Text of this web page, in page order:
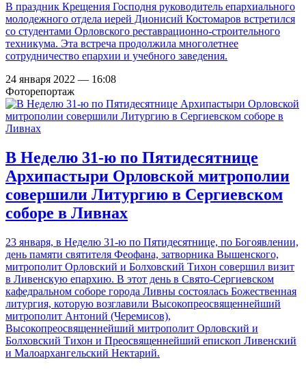
В праздник Крещения Господня руководитель епархиального
молодежного отдела иерей Дионисий Костомаров встретился
со студентами Орловского реставрационно-строительного
техникума. Эта встреча продолжила многолетнее
сотрудничество епархии и учебного заведения.
24 января 2022 — 16:08
Фоторепортаж
В Неделю 31-ю по Пятидесятнице
Архипастыри Орловской митрополии
совершили Литургию в Сергиевском
соборе в Ливнах
23 января, в Неделю 31-ю по Пятидесятнице, по Богоявлении,
день памяти святителя Феофана, затворника Вышенского,
митрополит Орловский и Болховский Тихон совершил визит
в Ливенскую епархию. В этот день в Свято-Сергиевском
кафедральном соборе города Ливны состоялась Божественная
литургия, которую возглавили Высокопреосвященнейший
митрополит Антоний (Черемисов),
Высокопреосвященнейший митрополит Орловский и
Болховский Тихон и Преосвященнейший епископ Ливенский
и Малоархангельский Нектарий.